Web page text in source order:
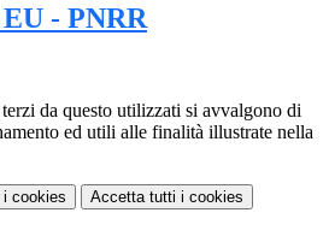
- PNRR
da questo utilizzati si avvalgono di
ed utili alle finalità illustrate nella
i cookies Accetta tutti i cookies